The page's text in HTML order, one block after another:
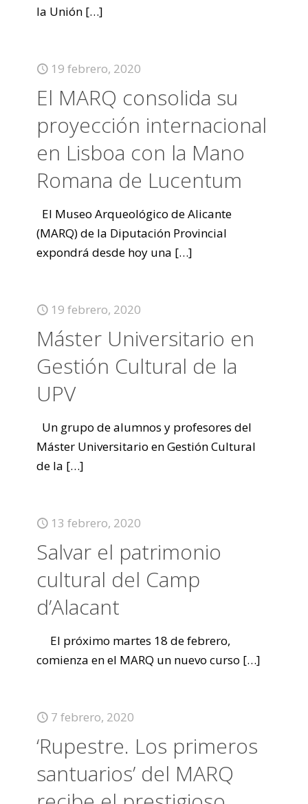
la Unión […]
19 febrero, 2020
El MARQ consolida su
proyección internacional
en Lisboa con la Mano
Romana de Lucentum
El Museo Arqueológico de Alicante
(MARQ) de la Diputación Provincial
expondrá desde hoy una […]
19 febrero, 2020
Máster Universitario en
Gestión Cultural de la
UPV
Un grupo de alumnos y profesores del
Máster Universitario en Gestión Cultural
de la […]
13 febrero, 2020
Salvar el patrimonio
cultural del Camp
d’Alacant
El próximo martes 18 de febrero,
comienza en el MARQ un nuevo curso […]
7 febrero, 2020
‘Rupestre. Los primeros
santuarios’ del MARQ